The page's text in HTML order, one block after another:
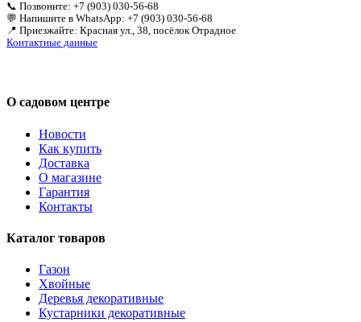
📞 Позвоните: +7 (903) 030-56-68
💬 Напишите в WhatsApp: +7 (903) 030-56-68
📍 Приезжайте: Красная ул., 38, посёлок Отрадное
Контактные данные
О садовом центре
Новости
Как купить
Доставка
О магазине
Гарантия
Контакты
Каталог товаров
Газон
Хвойные
Деревья декоративные
Кустарники декоративные